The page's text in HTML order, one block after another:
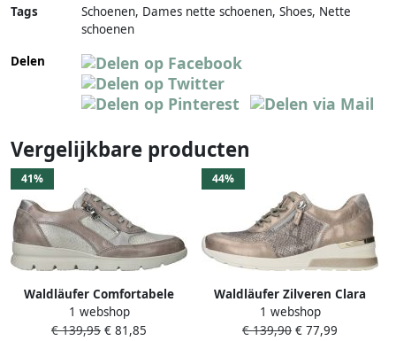
Tags
Schoenen, Dames nette schoenen, Shoes, Nette
schoenen
Delen
Vergelijkbare producten
41%
Waldläufer Comfortabele
Metallic Zilveren Sneakers
Gray Dames
1 webshop
€ 139,95 € 81,85
44%
Waldläufer Zilveren Clara
Sneaker met Ritssluiting
Multicolor Dames
1 webshop
€ 139,90 € 77,99